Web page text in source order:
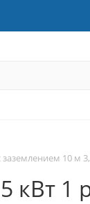
10 м
1